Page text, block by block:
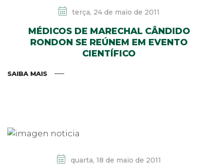
terça, 24 de maio de 2011
MÉDICOS DE MARECHAL CÂNDIDO
RONDON SE REÚNEM EM EVENTO
CIENTÍFICO
SAIBA MAIS
quarta, 18 de maio de 2011